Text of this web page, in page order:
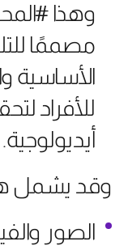
وهذا
مصممًا
الأساسية
للأفراد
أيديولوجية.
وقد يشمل
الصور